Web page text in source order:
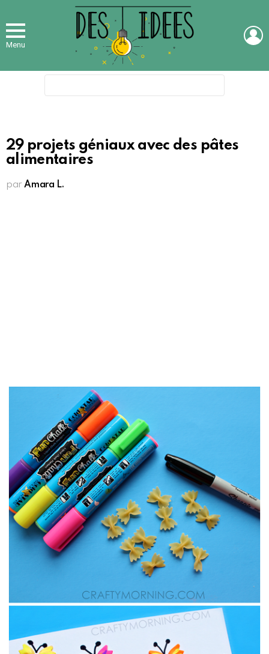
Menu
29 projets géniaux avec des pâtes
alimentaires
par Amara L.